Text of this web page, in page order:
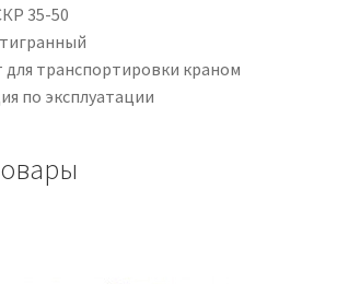
35-50
транспортировки краном
по эксплуатации